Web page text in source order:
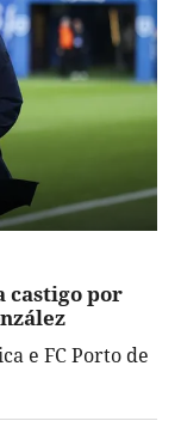
castigo por
e FC Porto de